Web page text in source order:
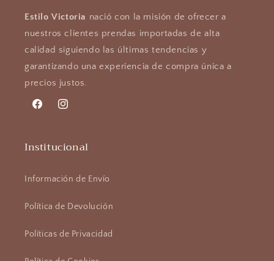
Estilo Victoria nació con la misión de ofrecer a
nuestros clientes prendas importadas de alta
calidad siguiendo las últimas tendencias y
garantizando una experiencia de compra única a
precios justos.
FacebookInstagram
Institucional
Información de Envío
Política de Devolución
Políticas de Privacidad